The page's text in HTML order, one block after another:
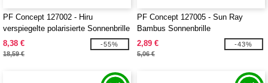
PF Concept 127002 - Hiru
verspiegelte polarisierte Sonnenbrille
aus rPET/Holz in Geschenkbox
8,38 €
18,59 €
-55%
PF Concept 127005 - Sun Ray
Bambus Sonnenbrille
2,89 €
5,06 €
-43%